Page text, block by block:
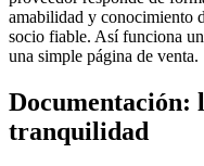
amabilidad y conocimiento
socio fiable. Así funciona
una simple página de venta.
Documentación:
tranquilidad